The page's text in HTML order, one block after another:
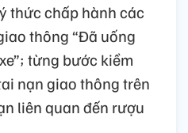
thức chấp hành các
thông “Đã uống
từng bước kiềm
nạn giao thông trên
liên quan đến rượu